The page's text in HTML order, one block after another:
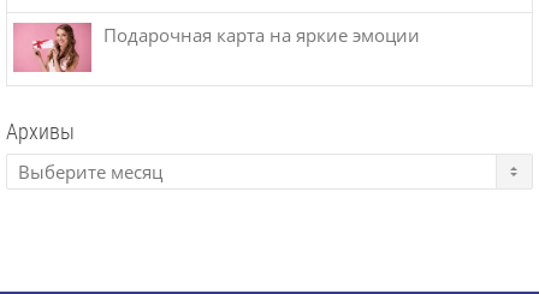
Подарочная карта на яркие эмоции
Архивы